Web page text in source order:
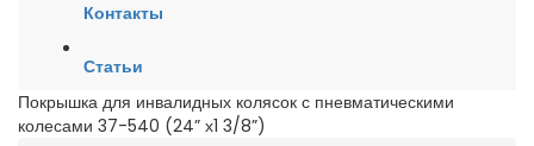
Контакты
Статьи
Покрышка для инвалидных колясок с пневматическими
колесами 37-540 (24” х1 3/8”)